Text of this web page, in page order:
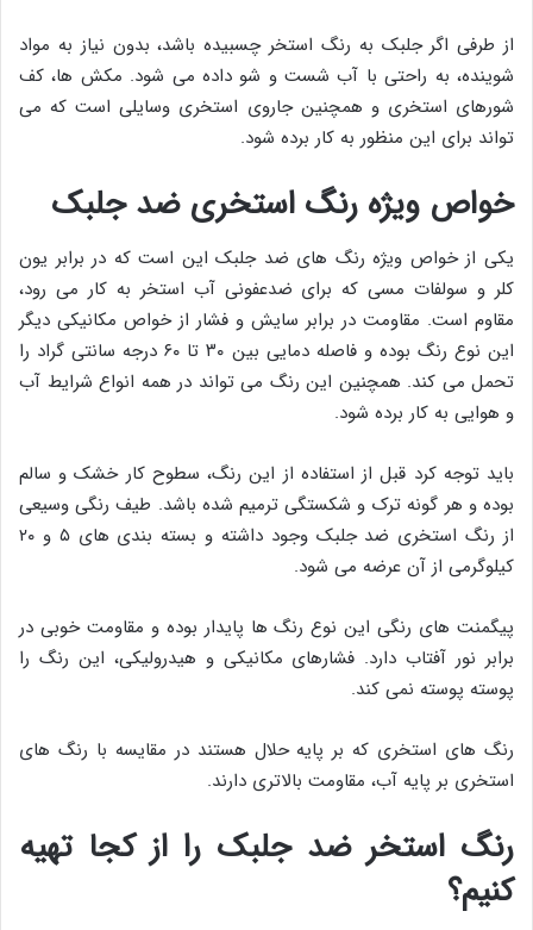
از طرفی اگر جلبک به رنگ استخر چسبیده باشد، بدون نیاز به مواد
شوینده، به راحتی با آب شست و شو داده می شود. مکش ها، کف
شورهای استخری و همچنین جاروی استخری وسایلی است که می
تواند برای این منظور به کار برده شود.
خواص ویژه رنگ استخری ضد جلبک
یکی از خواص ویژه رنگ های ضد جلبک این است که در برابر یون
کلر و سولفات مسی که برای ضدعفونی آب استخر به کار می رود،
مقاوم است. مقاومت در برابر سایش و فشار از خواص مکانیکی دیگر
این نوع رنگ بوده و فاصله دمایی بین ۳۰ تا ۶۰ درجه سانتی گراد را
تحمل می کند. همچنین این رنگ می تواند در همه انواع شرایط آب
و هوایی به کار برده شود.
باید توجه کرد قبل از استفاده از این رنگ، سطوح کار خشک و سالم
بوده و هر گونه ترک و شکستگی ترمیم شده باشد. طیف رنگی وسیعی
از رنگ استخری ضد جلبک وجود داشته و بسته بندی های ۵ و ۲۰
کیلوگرمی از آن عرضه می شود.
پیگمنت های رنگی این نوع رنگ ها پایدار بوده و مقاومت خوبی در
برابر نور آفتاب دارد. فشارهای مکانیکی و هیدرولیکی، این رنگ را
پوسته پوسته نمی کند.
رنگ های استخری که بر پایه حلال هستند در مقایسه با رنگ های
استخری بر پایه آب، مقاومت بالاتری دارند.
رنگ استخر ضد جلبک را از کجا تهیه
کنیم؟